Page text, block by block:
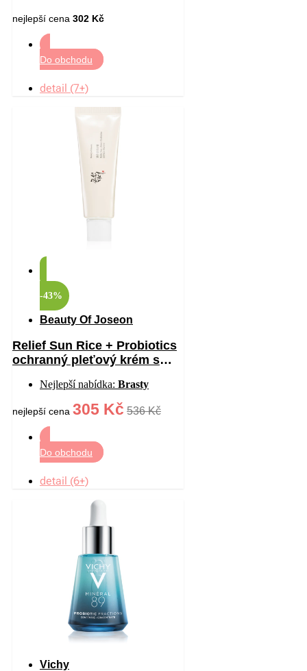
nejlepší cena 302 Kč
Do obchodu
detail (7+)
-43%
Beauty Of Joseon
Relief Sun Rice + Probiotics
ochranný pleťový krém s
Nejlepší nabídka: Brasty
nejlepší cena 305 Kč 536 Kč
Do obchodu
detail (6+)
Vichy